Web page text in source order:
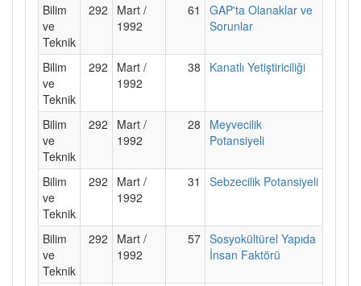
Bilim
ve
Teknik
292
Mart /
1992
61
GAP'ta Olanaklar ve
Sorunlar
Bilim
ve
Teknik
292
Mart /
1992
38 Kanatlı Yetiştiriciliği
Bilim
ve
Teknik
292
Mart /
1992
28
Meyvecilik
Potansiyeli
Bilim
ve
Teknik
292
Mart /
1992
31 Sebzecilik Potansiyeli
Bilim
ve
Teknik
292
Mart /
1992
57 Sosyokültürel Yapıda
İnsan Faktörü